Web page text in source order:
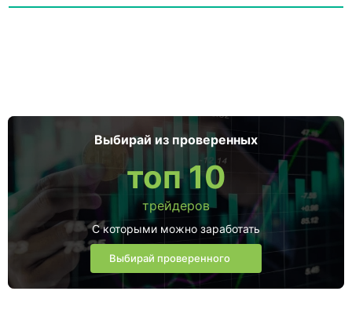
Выбирай из проверенных
топ 10
трейдеров
С которыми можно заработать
Выбирай проверенного